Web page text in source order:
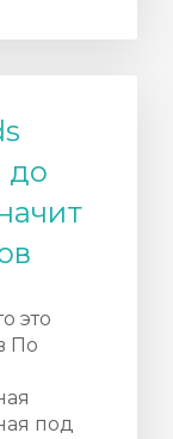
до
это
По
под